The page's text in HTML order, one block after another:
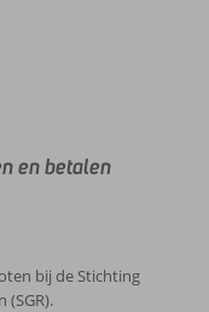
en betalen
bij de Stichting
(SGR).